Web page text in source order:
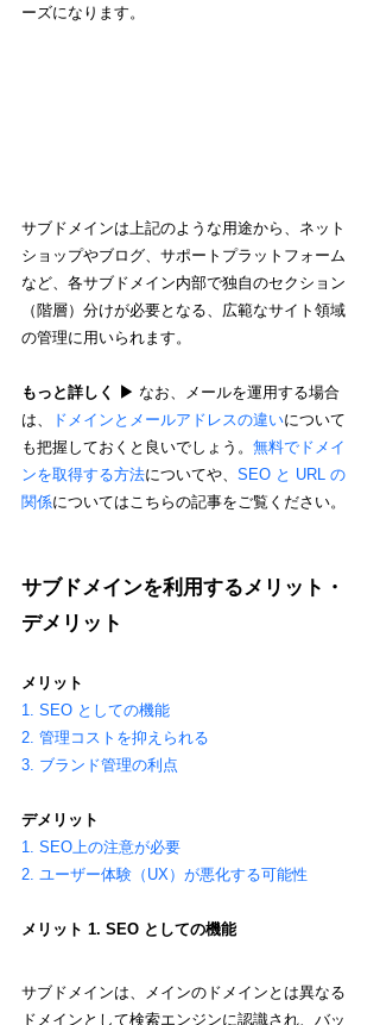
ーズになります。
サブドメインは上記のような用途から、ネット
ショップやブログ、サポートプラットフォーム
など、各サブドメイン内部で独自のセクション
（階層）分けが必要となる、広範なサイト領域
の管理に用いられます。
もっと詳しく ▶︎ なお、メールを運用する場合
は、
ドメインとメールアドレスの違いについて
も把握しておくと良いでしょう。 無料でドメイ
ンを取得する方法についてや、 SEO と URL の
関係についてはこちらの記事をご覧ください。
サブドメインを利用するメリット・
デメリット
メリット
1. SEO としての機能
2. 管理コストを抑えられる
3. ブランド管理の利点
デメリット
1. SEO上の注意が必要
2. ユーザー体験（UX）が悪化する可能性
メリット 1. SEO としての機能
サブドメインは、メインのドメインとは異なる
ドメインとして検索エンジンに認識され、バッ